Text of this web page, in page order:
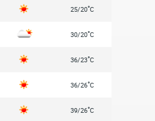
25/20°C
30/20°C
36/23°C
36/26°C
39/26°C